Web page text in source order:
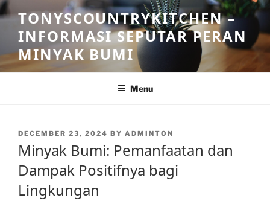
Skip
to
content
TONYSCOUNTRYKITCHEN –
INFORMASI SEPUTAR PERAN
MINYAK BUMI
Menu
POSTED
DECEMBER 23, 2024 BY ADMINTON
Minyak Bumi: Pemanfaatan dan
Dampak Positifnya bagi
Lingkungan